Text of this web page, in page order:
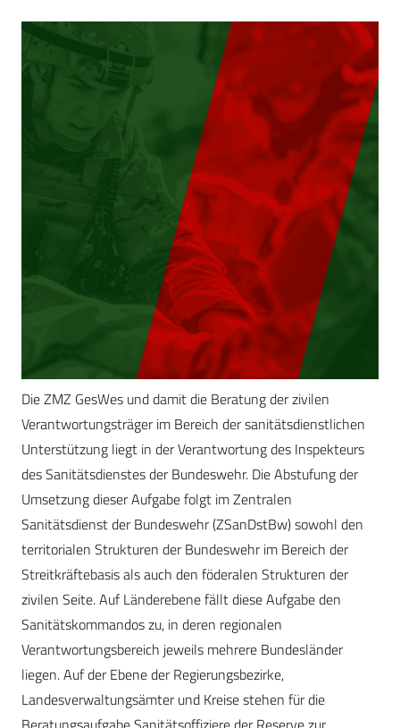
Die ZMZ GesWes und damit die Beratung der zivilen
Verantwortungsträger im Bereich der sanitätsdienstlichen
Unterstützung liegt in der Verantwortung des Inspekteurs
des Sanitätsdienstes der Bundeswehr. Die Abstufung der
Umsetzung dieser Aufgabe folgt im Zentralen
Sanitätsdienst der Bundeswehr (ZSanDstBw) sowohl den
territorialen Strukturen der Bundeswehr im Bereich der
Streitkräftebasis als auch den föderalen Strukturen der
zivilen Seite. Auf Länderebene fällt diese Aufgabe den
Sanitätskommandos zu, in deren regionalen
Verantwortungsbereich jeweils mehrere Bundesländer
liegen. Auf der Ebene der Regierungsbezirke,
Landesverwaltungsämter und Kreise stehen für die